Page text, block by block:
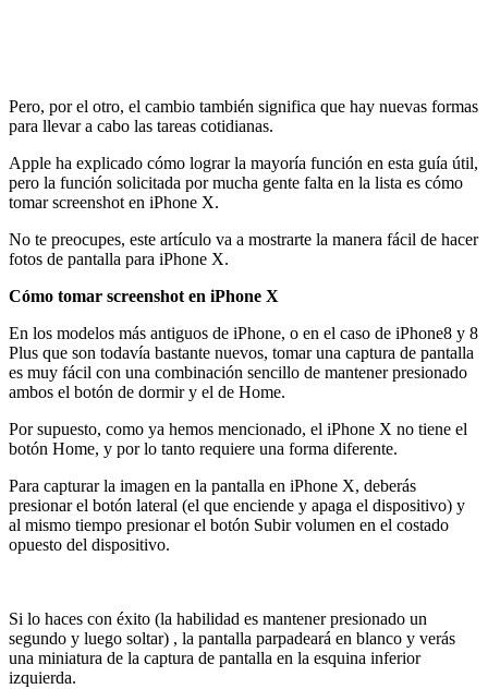
Pero, por el otro, el cambio también significa que hay nuevas formas
para llevar a cabo las tareas cotidianas.
Apple ha explicado cómo lograr la mayoría función en esta guía útil,
pero la función solicitada por mucha gente falta en la lista es cómo
tomar screenshot en iPhone X.
No te preocupes, este artículo va a mostrarte la manera fácil de hacer
fotos de pantalla para iPhone X.
Cómo tomar screenshot en iPhone X
En los modelos más antiguos de iPhone, o en el caso de iPhone8 y 8
Plus que son todavía bastante nuevos, tomar una captura de pantalla
es muy fácil con una combinación sencillo de mantener presionado
ambos el botón de dormir y el de Home.
Por supuesto, como ya hemos mencionado, el iPhone X no tiene el
botón Home, y por lo tanto requiere una forma diferente.
Para capturar la imagen en la pantalla en iPhone X, deberás
presionar el botón lateral (el que enciende y apaga el dispositivo) y
al mismo tiempo presionar el botón Subir volumen en el costado
opuesto del dispositivo.
Si lo haces con éxito (la habilidad es mantener presionado un
segundo y luego soltar) , la pantalla parpadeará en blanco y verás
una miniatura de la captura de pantalla en la esquina inferior
izquierda.